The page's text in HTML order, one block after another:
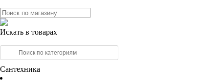
Искать в товарах
Сантехника